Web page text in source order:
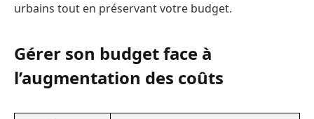
urbains tout en préservant votre budget.
Gérer son budget face à
l’augmentation des coûts